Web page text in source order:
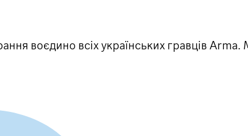
воєдино всіх українських гравців Arma.